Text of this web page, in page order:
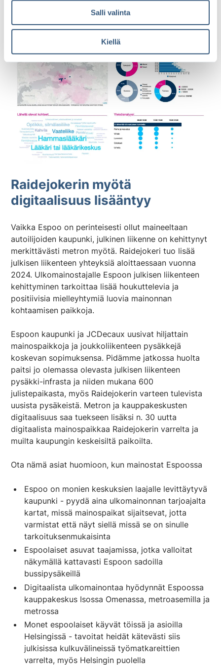
Salli valinta
Kiellä
vaikkapa vain aamun työmatkaruuhkat tai ilta-ajat.
Raidejokerin myötä
digitaalisuus lisääntyy
Vaikka Espoo on perinteisesti ollut maineeltaan
autoilijoiden kaupunki, julkinen liikenne on kehittynyt
merkittävästi metron myötä. Raidejokeri tuo lisää
julkisen liikenteen yhteyksiä aloittaessaan vuonna
2024. Ulkomainostajalle Espoon julkisen liikenteen
kehittyminen tarkoittaa lisää houkuttelevia ja
positiivisia mielleyhtymiä luovia mainonnan
kohtaamisen paikkoja.
Espoon kaupunki ja JCDecaux uusivat hiljattain
mainospaikkoja ja joukkoliikenteen pysäkkejä
koskevan sopimuksensa. Pidämme jatkossa huolta
paitsi jo olemassa olevasta julkisen liikenteen
pysäkki-infrasta ja niiden mukana 600
julistepaikasta, myös Raidejokerin varteen tulevista
uusista pysäkeistä. Metron ja kauppakeskusten
digitaalisuus saa tuekseen lisäksi n. 30 uutta
digitaalista mainospaikkaa Raidejokerin varrelta ja
muilta kaupungin keskeisiltä paikoilta.
Ota nämä asiat huomioon, kun mainostat Espoossa
Espoo on monien keskuksien laajalle levittäytyvä
kaupunki - pyydä aina ulkomainonnan tarjoajalta
kartat, missä mainospaikat sijaitsevat, jotta
varmistat että näyt siellä missä se on sinulle
tarkoituksenmukaisinta
Espoolaiset asuvat taajamissa, jotka valloitat
näkymällä kattavasti Espoon sadoilla
bussipysäkeillä
Digitaalista ulkomainontaa hyödynnät Espoossa
kauppakeskus Isossa Omenassa, metroasemilla ja
metrossa
Monet espoolaiset käyvät töissä ja asioilla
Helsingissä - tavoitat heidät kätevästi siis
julkisissa kulkuvälineissä työmatkareittien
varrelta, myös Helsingin puolella